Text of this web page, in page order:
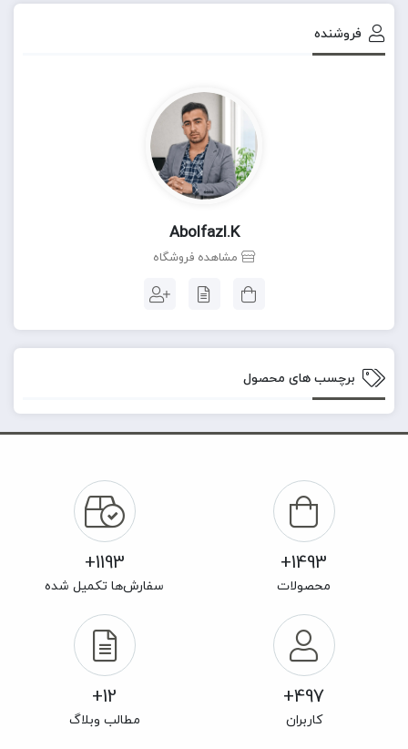
فروشنده
Abolfazl.k
مشاهده فروشگاه
برچسب های محصول
1493+
محصولات
1193+
سفارش‌ها تکمیل شده
497+
کاربران
12+
مطالب وبلاگ